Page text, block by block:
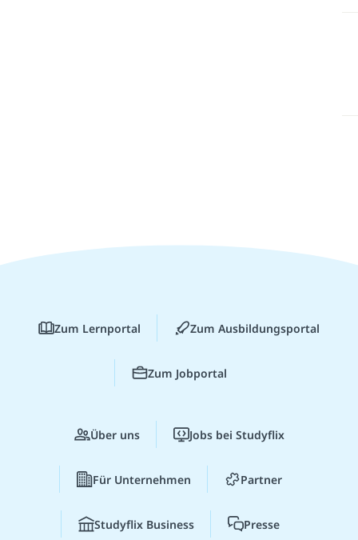
Zum Lernportal Zum Ausbildungsportal
Zum Jobportal
Über uns Jobs bei Studyflix
Für Unternehmen Partner
Studyflix Business Presse